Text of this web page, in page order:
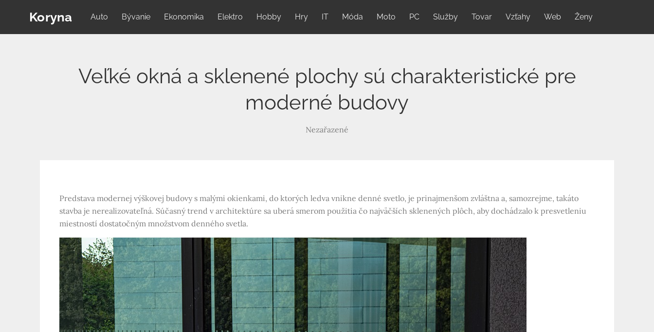
Koryna Auto Bývanie Ekonomika Elektro Hobby Hry IT Móda Moto PC Služby Tovar Vzťahy Web Ženy
Veľké okná a sklenené plochy sú charakteristické pre
moderné budovy
Nezařazené
Predstava modernej výškovej budovy s malými okienkami, do ktorých ledva vnikne denné svetlo, je prinajmenšom zvláštna a, samozrejme, takáto
stavba je nerealizovateľná. Súčasný trend v architektúre sa uberá smerom použitia čo najväčších sklenených plôch, aby dochádzalo k presvetleniu
miestností dostatočným množstvom denného svetla.